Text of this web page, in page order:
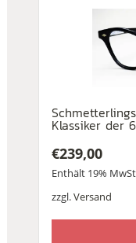
Klassiker der
€239,00
Enthält 19%
zzgl.Versand